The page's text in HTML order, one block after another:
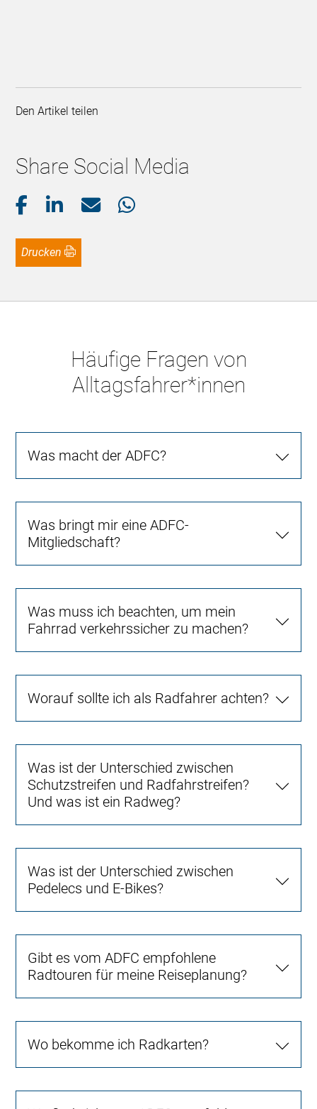
Den Artikel teilen
Share Social Media
Drucken
Häufige Fragen von
Alltagsfahrer*innen
Was macht der ADFC?
Was bringt mir eine ADFC-
Mitgliedschaft?
Was muss ich beachten, um mein
Fahrrad verkehrssicher zu machen?
Worauf sollte ich als Radfahrer achten?
Was ist der Unterschied zwischen
Schutzstreifen und Radfahrstreifen?
Und was ist ein Radweg?
Was ist der Unterschied zwischen
Pedelecs und E-Bikes?
Gibt es vom ADFC empfohlene
Radtouren für meine Reiseplanung?
Wo bekomme ich Radkarten?